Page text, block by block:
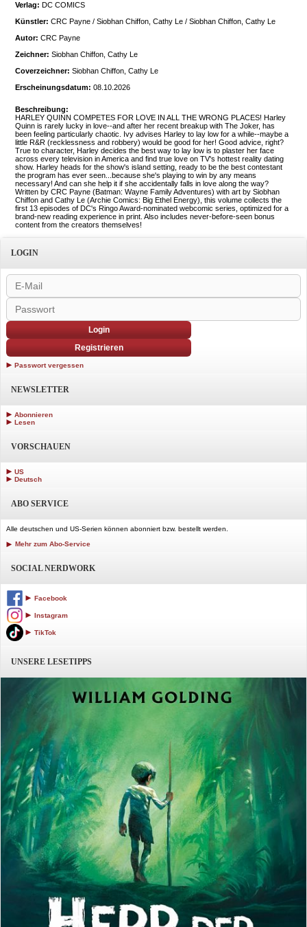
Verlag: DC COMICS
Künstler: CRC Payne / Siobhan Chiffon, Cathy Le / Siobhan Chiffon, Cathy Le
Autor: CRC Payne
Zeichner: Siobhan Chiffon, Cathy Le
Coverzeichner: Siobhan Chiffon, Cathy Le
Erscheinungsdatum: 08.10.2026
Beschreibung:
HARLEY QUINN COMPETES FOR LOVE IN ALL THE WRONG PLACES! Harley
Quinn is rarely lucky in love--and after her recent breakup with The Joker, has
been feeling particularly chaotic. Ivy advises Harley to lay low for a while--maybe a
little R&R (recklessness and robbery) would be good for her! Good advice, right?
True to character, Harley decides the best way to lay low is to plaster her face
across every television in America and find true love on TV's hottest reality dating
show. Harley heads for the show's island setting, ready to be the best contestant
the program has ever seen...because she's playing to win by any means
necessary! And can she help it if she accidentally falls in love along the way?
Written by CRC Payne (Batman: Wayne Family Adventures) with art by Siobhan
Chiffon and Cathy Le (Archie Comics: Big Ethel Energy), this volume collects the
first 13 episodes of DC's Ringo Award-nominated webcomic series, optimized for a
brand-new reading experience in print. Also includes never-before-seen bonus
content from the creators themselves!
LOGIN
Login
Registrieren
Passwort vergessen
NEWSLETTER
Abonnieren
Lesen
VORSCHAUEN
US
Deutsch
ABO SERVICE
Alle deutschen und US-Serien können abonniert bzw. bestellt werden.
Mehr zum Abo-Service
SOCIAL NERDWORK
Facebook
Instagram
TikTok
UNSERE LESETIPPS